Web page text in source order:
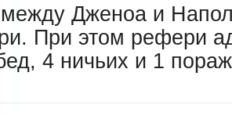
Дженоа и
При этом рефери
4 ничьих и 1